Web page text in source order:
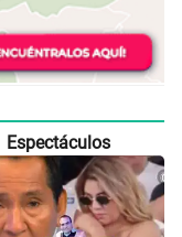
Espectáculos